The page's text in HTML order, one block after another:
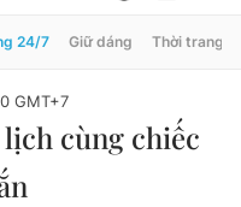
24/7 Giữ dáng Thời trang
GMT+7
cùng chiếc